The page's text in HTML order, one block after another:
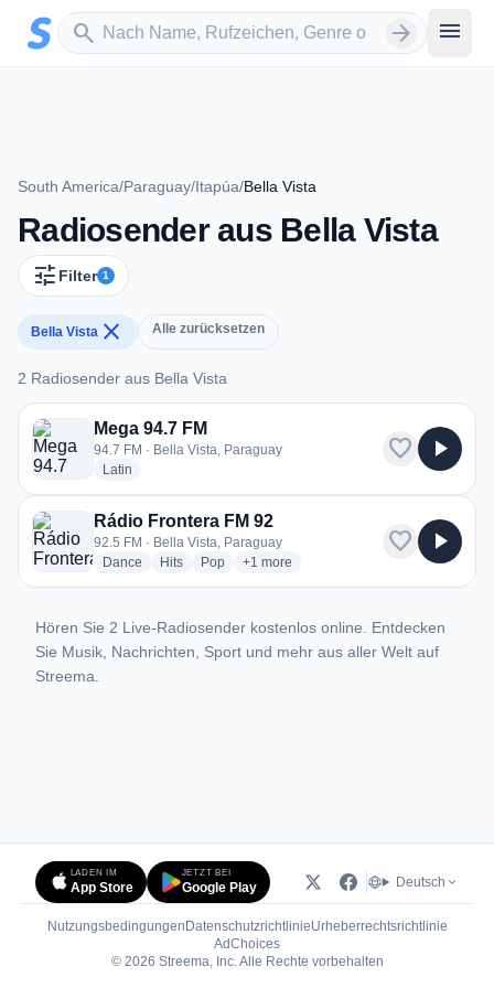
Zum Hauptinhalt springen
search
Sender suchen arrow_forward menu
South America/Paraguay/Itapúa/Bella Vista
Radiosender aus Bella Vista
tune Filter 1
Bella Vista close Alle zurücksetzen
2 Radiosender aus Bella Vista
2 Radiosender aus Bella Vista
Mega 94.7 FM
94.7 FM · Bella Vista, Paraguay
Latin
favorite play_arrow
Rádio Frontera FM 92
92.5 FM · Bella Vista, Paraguay
Dance radio stations
Hitsradio stations
Popradio stations
+1 more genres for Rádio Frontera FM 92
more
favorite play_arrow
Hören Sie 2 Live-Radiosender kostenlos online. Entdecken
Sie Musik, Nachrichten, Sport und mehr aus aller Welt auf
Streema.
LADEN IM
App Store
JETZT BEI
Google Play Deutsch
Nutzungsbedingungen DatenschutzrichtlinieUrheberrechtsrichtlinie
AdChoices(öffnet in neuem Tab)
© 2026 Streema, Inc. Alle Rechte vorbehalten